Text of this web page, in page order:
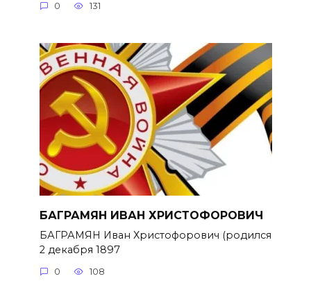
0 131
БАГРАМЯН ИВАН ХРИСТОФОРОВИЧ
БАГРАМЯН Иван Христофорович (родился
2 декабря 1897
0 108